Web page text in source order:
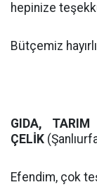
hepinize
Bütçemiz
GIDA, TARIM
ÇELİK
Efendim, çok